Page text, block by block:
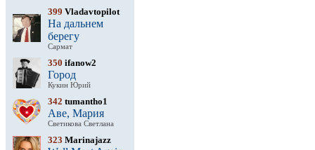
399 Vladavtopilot
На дальнем
берегу
Сармат
350 ifanow2
Город
Кукин Юрий
342 tumantho1
Аве, Мария
Светикова Светлана
323 Marinajazz